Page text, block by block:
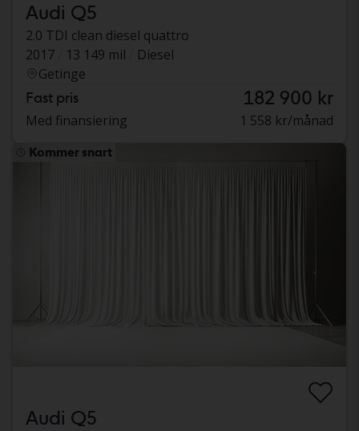
Audi Q5
2.0 TDI clean diesel quattro
2017
13 149 mil
Diesel
Getinge
Fast pris 182 900 kr
Med finansiering 1 558 kr/månad
Kommer snart
Audi Q5